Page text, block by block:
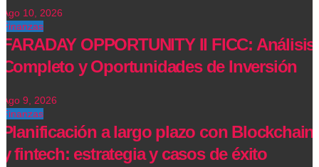
Ago 10, 2026
Finanzas
FARADAY OPPORTUNITY II FICC: Análisis
Completo y Oportunidades de Inversión
Ago 9, 2026
Finanzas
Planificación a largo plazo con Blockchain
y fintech: estrategia y casos de éxito